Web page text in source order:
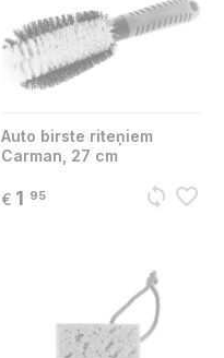
Auto birste riteņiem
Carman, 27 cm
€ 1 95 sync favorite_border